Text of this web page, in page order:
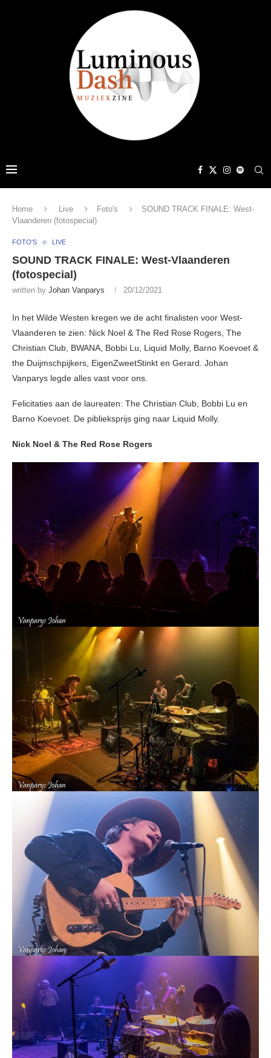
Home Live Foto's
SOUND TRACK FINALE: West-
Vlaanderen (fotospecial)
FOTO'S LIVE
SOUND TRACK FINALE: West-Vlaanderen
(fotospecial)
written by Johan Vanparys 20/12/2021
In het Wilde Westen kregen we de acht finalisten voor West-
Vlaanderen te zien: Nick Noel & The Red Rose Rogers, The
Christian Club, BWANA, Bobbi Lu, Liquid Molly, Barno Koevoet &
the Duijmschpijkers, EigenZweetStinkt en Gerard. Johan
Vanparys legde alles vast voor ons.
Felicitaties aan de laureaten: The Christian Club, Bobbi Lu en
Barno Koevoet. De piblieksprijs ging naar Liquid Molly.
Nick Noel & The Red Rose Rogers